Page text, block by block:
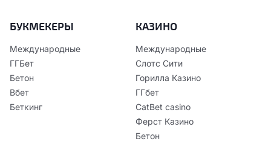
БУКМЕКЕРЫ
Международные
ГГБет
Бетон
Вбет
Беткинг
КАЗИНО
Международные
Слотс Сити
Горилла Казино
ГГбет
CatBet casino
Ферст Казино
Бетон